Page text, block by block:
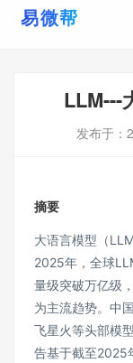
LLM---
发布于：
摘要
大语言模型（
2025年，全球
量级突破万亿级
为主流趋势。中
飞星火等头部模
告基于截至2025